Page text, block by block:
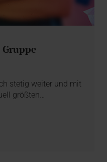
Gruppe
stetig weiter und mit
größten…